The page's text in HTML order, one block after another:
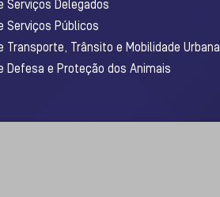
Serviços Delegados
Serviços Públicos
Transporte, Trânsito e Mobilidade Urbana
Defesa e Proteção dos Animais